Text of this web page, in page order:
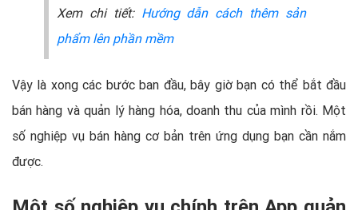
Xem chi tiết: Hướng dẫn cách thêm sản
phẩm lên phần mềm
Vậy là xong các bước ban đầu, bây giờ bạn có thể bắt đầu
bán hàng và quản lý hàng hóa, doanh thu của mình rồi. Một
số nghiệp vụ bán hàng cơ bản trên ứng dụng bạn cần nắm
được.